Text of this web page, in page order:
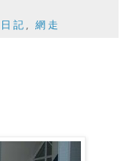
日記 , 網走